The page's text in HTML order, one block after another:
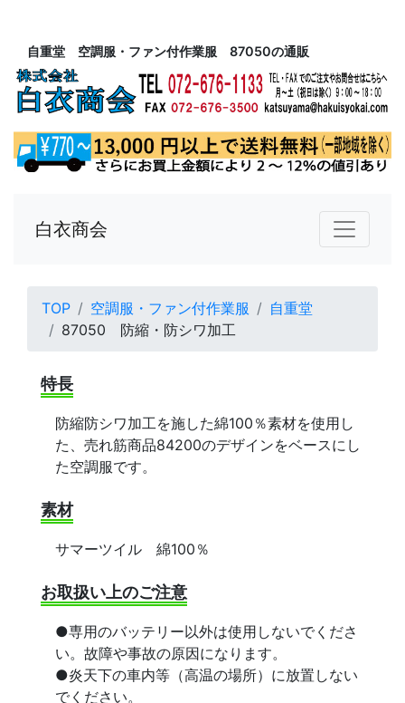
自重堂 空調服・ファン付作業服 87050の通販
白衣商会
TOP 空調服・ファン付作業服
自重堂
87050 防縮・防シワ加工
特長
防縮防シワ加工を施した綿100％素材を使用し
た、売れ筋商品84200のデザインをベースにし
た空調服です。
素材
サマーツイル 綿100％
お取扱い上のご注意
●専用のバッテリー以外は使用しないでくださ
い。故障や事故の原因になります。
●炎天下の車内等（高温の場所）に放置しない
でください。